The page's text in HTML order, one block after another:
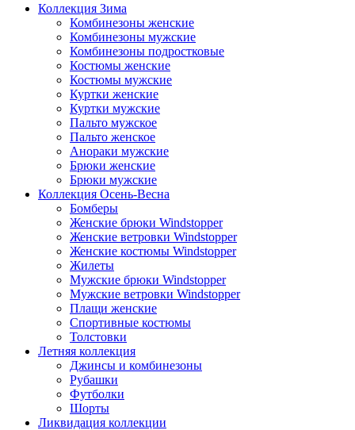
Коллекция Зима
Комбинезоны женские
Комбинезоны мужские
Комбинезоны подростковые
Костюмы женские
Костюмы мужские
Куртки женские
Куртки мужские
Пальто мужское
Пальто женское
Анораки мужские
Брюки женские
Брюки мужские
Коллекция Осень-Весна
Бомберы
Женские брюки Windstopper
Женские ветровки Windstopper
Женские костюмы Windstopper
Жилеты
Мужские брюки Windstopper
Мужские ветровки Windstopper
Плащи женские
Спортивные костюмы
Толстовки
Летняя коллекция
Джинсы и комбинезоны
Рубашки
Футболки
Шорты
Ликвидация коллекции